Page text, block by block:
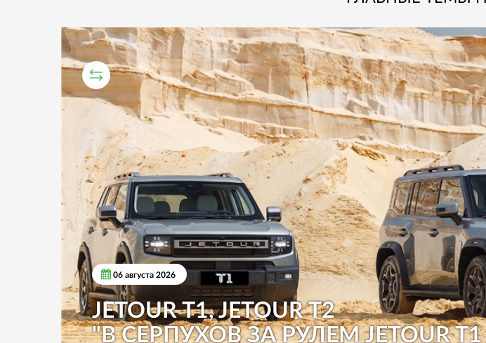
СРАВНИТЕЛЬНЫЙ ТЕСТ
06 августа 2026
JETOUR T1, JETOUR T2
"В СЕРПУХОВ ЗА РУЛЕМ JETOUR